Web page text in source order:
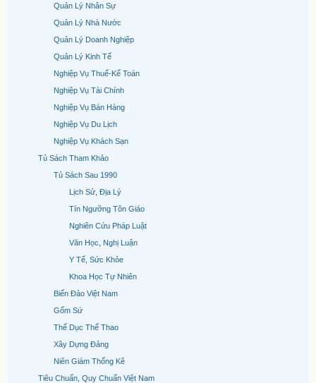
Quản Lý Nhân Sự
Quản Lý Nhà Nước
Quản Lý Doanh Nghiệp
Quản Lý Kinh Tế
Nghiệp Vụ Thuế-Kế Toán
Nghiệp Vụ Tài Chính
Nghiệp Vụ Bán Hàng
Nghiệp Vụ Du Lịch
Nghiệp Vụ Khách Sạn
Tủ Sách Tham Khảo
Tủ Sách Sau 1990
Lịch Sử, Địa Lý
Tín Ngưỡng Tôn Giáo
Nghiên Cứu Pháp Luật
Văn Học, Nghị Luận
Y Tế, Sức Khỏe
Khoa Học Tự Nhiên
Biển Đảo Việt Nam
Gốm Sứ
Thể Dục Thể Thao
Xây Dựng Đảng
Niên Giám Thống Kê
Tiêu Chuẩn, Quy Chuẩn Việt Nam